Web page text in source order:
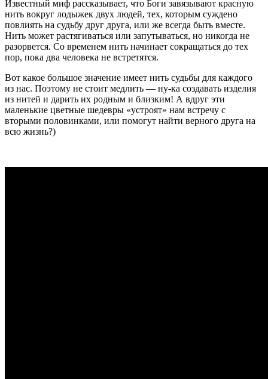
Известный миф рассказывает, что Боги завязывают красную
нить вокруг лодыжек двух людей, тех, которым суждено
повлиять на судьбу друг друга, или же всегда быть вместе.
Нить может растягиваться или запутываться, но никогда не
разорвется. Со временем нить начинает сокращаться до тех
пор, пока два человека не встретятся.
Вот какое большое значение имеет нить судьбы для каждого
из нас. Поэтому не стоит медлить — ну-ка создавать изделия
из нитей и дарить их родным и близким! А вдруг эти
маленькие цветные шедевры «устроят» нам встречу с
вторыми половинками, или помогут найти верного друга на
всю жизнь?)